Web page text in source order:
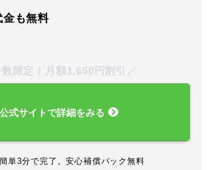
も無料
数限定！月額1,650円割引／
公式サイトで詳細をみる
単3分で完了。安心補償パック無料